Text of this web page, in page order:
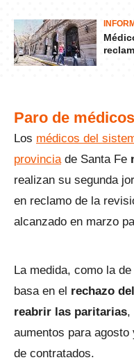
Paro de médicos
Los médicos del
provinciade Santa Fe
realizan su segunda
en reclamo de la
alcanzado en marzo
La medida, como la
basa en el rechazo
reabrir las paritarias,
aumentos para
de contratados.